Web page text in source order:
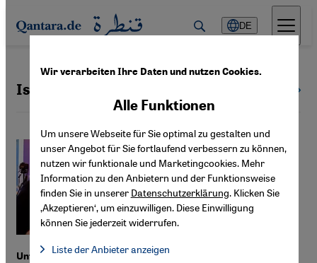
Direkt zum Inhalt springen
DE
Islamisches Bankwesen
Unternehmerinnen im Jemen
Wir verarbeiten Ihre Daten und nutzen Cookies.
Alle Funktionen
Um unsere Webseite für Sie optimal zu gestalten und
unser Angebot für Sie fortlaufend verbessern zu können,
nutzen wir funktionale und Marketingcookies. Mehr
Information zu den Anbietern und der Funktionsweise
finden Sie in unserer Datenschutzerklärung. Klicken Sie
‚Akzeptieren‘, um einzuwilligen. Diese Einwilligung
können Sie jederzeit widerrufen.
Liste der Anbieter anzeigen